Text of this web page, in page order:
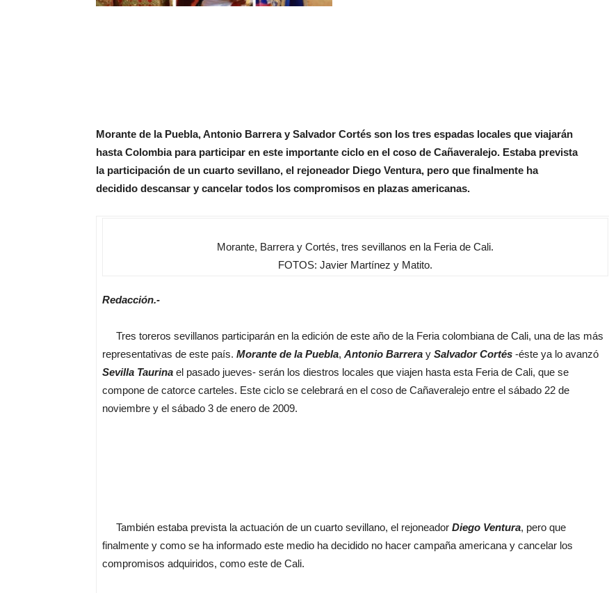
Morante de la Puebla, Antonio Barrera y Salvador Cortés son los tres espadas locales que viajarán
hasta Colombia para participar en este importante ciclo en el coso de Cañaveralejo. Estaba prevista
la participación de un cuarto sevillano, el rejoneador Diego Ventura, pero que finalmente ha
decidido descansar y cancelar todos los compromisos en plazas americanas.
Morante, Barrera y Cortés, tres sevillanos en la Feria de Cali.
FOTOS: Javier Martínez y Matito.
Redacción.-
Tres toreros sevillanos participarán en la edición de este año de la Feria colombiana de Cali, una de las más
representativas de este país. Morante de la Puebla, Antonio Barrera y Salvador Cortés -éste ya lo avanzó
Sevilla Taurina el pasado jueves- serán los diestros locales que viajen hasta esta Feria de Cali, que se
compone de catorce carteles. Este ciclo se celebrará en el coso de Cañaveralejo entre el sábado 22 de
noviembre y el sábado 3 de enero de 2009.
También estaba prevista la actuación de un cuarto sevillano, el rejoneador Diego Ventura, pero que
finalmente y como se ha informado este medio ha decidido no hacer campaña americana y cancelar los
compromisos adquiridos, como este de Cali.